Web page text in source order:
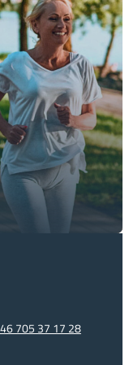
705 37 17 28